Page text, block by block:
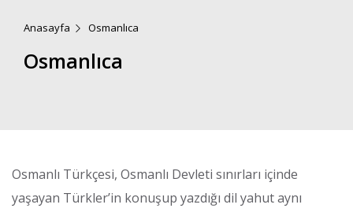
Anasayfa Osmanlıca
Osmanlıca
Osmanlı Türkçesi, Osmanlı Devleti sınırları içinde
yaşayan Türkler’in konuşup yazdığı dil yahut aynı